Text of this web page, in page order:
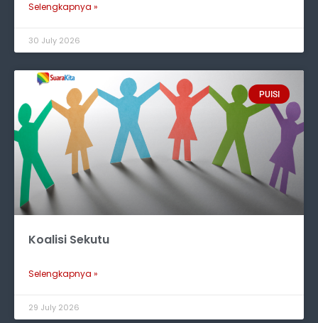
Selengkapnya »
30 July 2026
PUISI
Koalisi Sekutu
Selengkapnya »
29 July 2026